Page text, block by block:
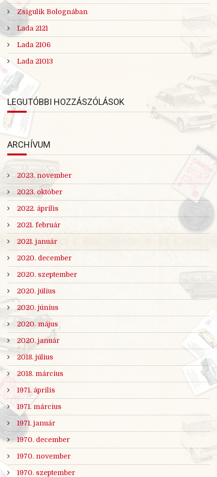
Zsigulik Bolognában
Lada 2121
Lada 2106
Lada 21013
LEGUTÓBBI HOZZÁSZÓLÁSOK
ARCHÍVUM
2023. november
2023. október
2022. április
2021. február
2021. január
2020. december
2020. szeptember
2020. július
2020. június
2020. május
2020. január
2018. július
2018. március
1971. április
1971. március
1971. január
1970. december
1970. november
1970. szeptember